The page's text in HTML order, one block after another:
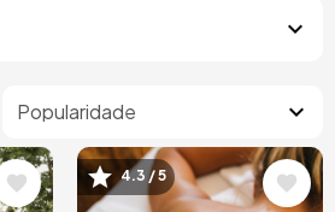
Imagem
4.3 / 5